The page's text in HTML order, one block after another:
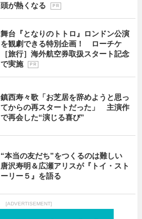
頭が熱くなる
P R
舞台『となりのトトロ』ロンドン公演
を観劇できる特別企画！ ローチケ
［旅行］海外航空券取扱スタート記念
で実施
P R
鎮西寿々歌「お芝居を辞めようと思っ
てからの再スタートだった」 主演作
で再会した“演じる喜び”
“本当の友だち”をつくるのは難しい
唐沢寿明＆広瀬アリスが『トイ・スト
ーリー５』を語る
[ADVERTISEMENT]